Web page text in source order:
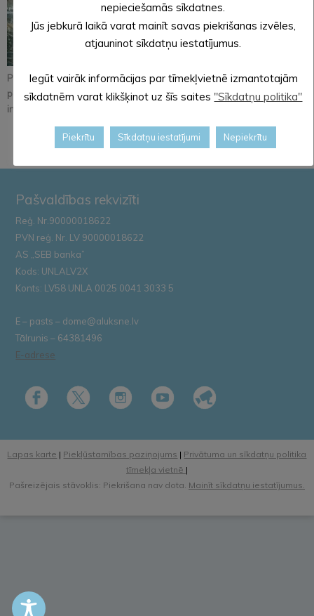
Pastāsti savas domas
par Kopienu svētku
iniciatīvu!
Alūksnē notiks
orientēšanās
Zemessardze...
Iznācis jaunākais
pašvaldības
Pašvaldības rekvizīti
Reģ. Nr.90000018622
PVN reģ. Nr. LV 90000018622
AS „SEB banka”
Kods: UNLALV2X
Konts: LV58 UNLA 0025 0041 3033 5
E – pasts – dome@aluksne.lv
Tālrunis – 64381496
E-adrese
Lapas karte | Piekļūstamības paziņojums | Privātuma un sīkdatņu politika
tīmekļa vietnē |
Pašreizējais stāvoklis: Piekrišana nav dota. Mainīt sīkdatņu iestatījumus.
nepieciešamās sīkdatnes.
Jūs jebkurā laikā varat mainīt savas piekrišanas izvēles,
atjauninot sīkdatņu iestatījumus.
Iegūt vairāk informācijas par tīmekļvietnē izmantotajām
sīkdatnēm varat klikšķinot uz šīs saites "Sīkdatņu politika"
Piekrītu Sīkdatņu iestatījumi Nepiekrītu